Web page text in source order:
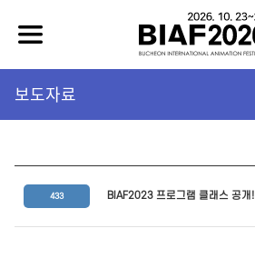
보도자료
433 BIAF2023 프로그램 클래스 공개!